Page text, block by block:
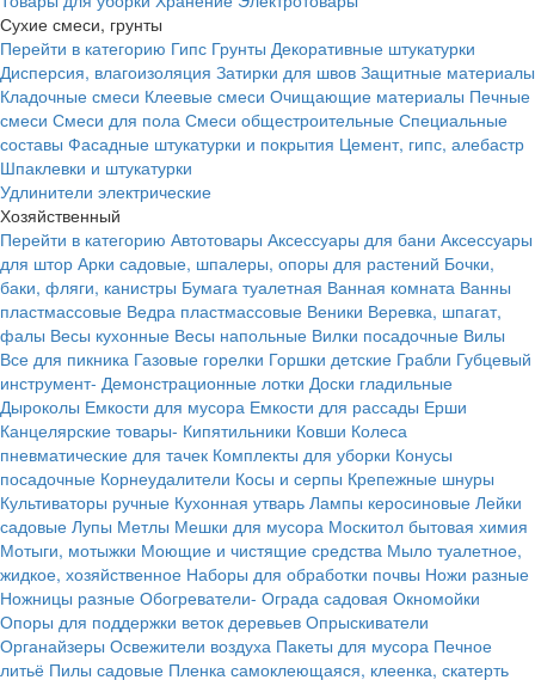
Сухие смеси, грунты
Перейти в категорию Гипс Грунты Декоративные штукатурки
Дисперсия, влагоизоляция Затирки для швов Защитные материалы
Кладочные смеси Клеевые смеси Очищающие материалы Печные
смеси Смеси для пола Смеси общестроительные Специальные
составы Фасадные штукатурки и покрытия Цемент, гипс, алебастр
Шпаклевки и штукатурки
Удлинители электрические
Хозяйственный
Перейти в категорию Автотовары Аксессуары для бани Аксессуары
для штор Арки садовые, шпалеры, опоры для растений Бочки,
баки, фляги, канистры Бумага туалетная Ванная комната Ванны
пластмассовые Ведра пластмассовые Веники Веревка, шпагат,
фалы Весы кухонные Весы напольные Вилки посадочные Вилы
Все для пикника Газовые горелки Горшки детские Грабли Губцевый
инструмент- Демонстрационные лотки Доски гладильные
Дыроколы Емкости для мусора Емкости для рассады Ерши
Канцелярские товары- Кипятильники Ковши Колеса
пневматические для тачек Комплекты для уборки Конусы
посадочные Корнеудалители Косы и серпы Крепежные шнуры
Культиваторы ручные Кухонная утварь Лампы керосиновые Лейки
садовые Лупы Метлы Мешки для мусора Москитол бытовая химия
Мотыги, мотыжки Моющие и чистящие средства Мыло туалетное,
жидкое, хозяйственное Наборы для обработки почвы Ножи разные
Ножницы разные Обогреватели- Ограда садовая Окномойки
Опоры для поддержки веток деревьев Опрыскиватели
Органайзеры Освежители воздуха Пакеты для мусора Печное
литьё Пилы садовые Пленка самоклеющаяся, клеенка, скатерть